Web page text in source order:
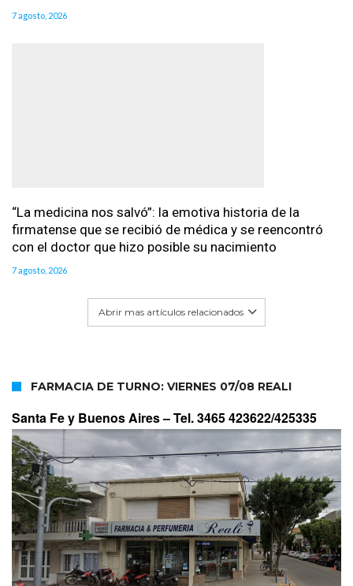
7 agosto, 2026
“La medicina nos salvó”: la emotiva historia de la
firmatense que se recibió de médica y se reencontró
con el doctor que hizo posible su nacimiento
7 agosto, 2026
Abrir mas artículos relacionados
FARMACIA DE TURNO: VIERNES 07/08 REALI
Santa Fe y Buenos Aires –Tel. 3465 423622/425335